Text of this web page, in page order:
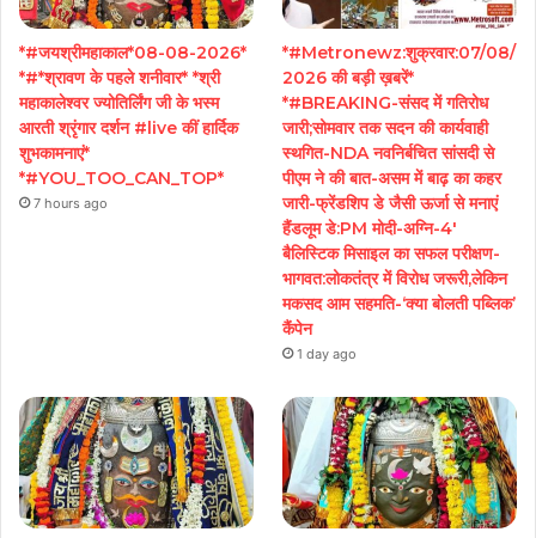
*#जयश्रीमहाकाल*08-08-2026*
*#*श्रावण के पहले शनीवार* *श्री
महाकालेश्वर ज्योतिर्लिंग जी के भस्म
आरती श्रृंगार दर्शन #live कीं हार्दिक
शुभकामनाएं*
*#YOU_TOO_CAN_TOP*
7 hours ago
*#Metronewz:शुक्रवार:07/08/
2026 की बड़ी ख़बरें*
*#BREAKING-संसद में गतिरोध
जारी;सोमवार तक सदन की कार्यवाही
स्थगित-NDA नवनिर्बचित सांसदी से
पीएम ने की बात-असम में बाढ़ का कहर
जारी-फ्रेंडशिप डे जैसी ऊर्जा से मनाएं
हैंडलूम डे:PM मोदी-अग्नि-4′
बैलिस्टिक मिसाइल का सफल परीक्षण-
भागवत:लोकतंत्र में विरोध जरूरी,लेकिन
मकसद आम सहमति-‘क्या बोलती पब्लिक’
कैंपेन
1 day ago